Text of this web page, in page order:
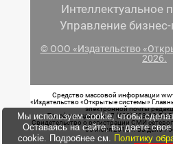
Интеллектуальное
Управление
© ООО «Издательство
2026.
Средство массовой информации
«Издательство «Открытые системы»
электронной почты
Телефон редакции: 7 (499) 703-18-54
Свидетельство о регистрации СМИ
05 июня 2015 г. выдано
Мы используем cookie, чтобы
Оставаясь на сайте, вы даете
cookie. Подробнее см. Политику